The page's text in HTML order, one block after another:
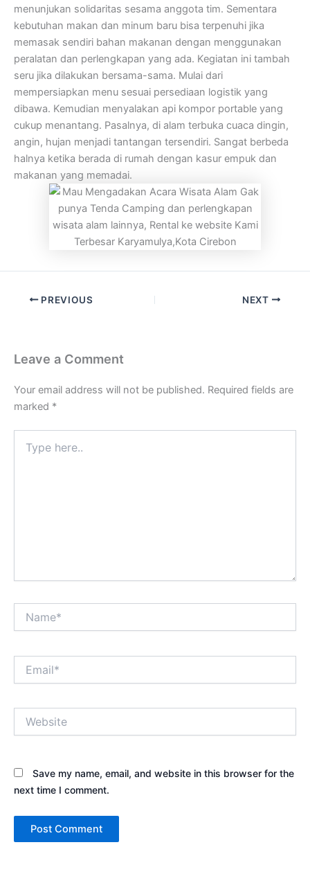
menunjukan solidaritas sesama anggota tim. Sementara
kebutuhan makan dan minum baru bisa terpenuhi jika
memasak sendiri bahan makanan dengan menggunakan
peralatan dan perlengkapan yang ada. Kegiatan ini tambah
seru jika dilakukan bersama-sama. Mulai dari
mempersiapkan menu sesuai persediaan logistik yang
dibawa. Kemudian menyalakan api kompor portable yang
cukup menantang. Pasalnya, di alam terbuka cuaca dingin,
angin, hujan menjadi tantangan tersendiri. Sangat berbeda
halnya ketika berada di rumah dengan kasur empuk dan
makanan yang memadai.
PREVIOUS NEXT
Leave a Comment
Your email address will not be published. Required fields are
marked *
here..
Save my name, email, and website in this browser for the
next time I comment.